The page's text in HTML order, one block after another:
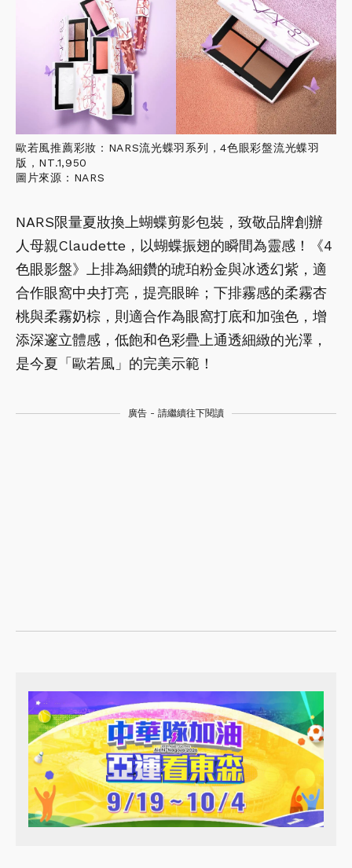
歐若風推薦彩妝：NARS流光蝶羽系列，4色眼彩盤流光蝶羽
版，NT.1,950
圖片來源：NARS
NARS限量夏妝換上蝴蝶剪影包裝，致敬品牌創辦
人母親Claudette，以蝴蝶振翅的瞬間為靈感！《4
色眼影盤》上排為細鑽的琥珀粉金與冰透幻紫，適
合作眼窩中央打亮，提亮眼眸；下排霧感的柔霧杏
桃與柔霧奶棕，則適合作為眼窩打底和加強色，增
添深邃立體感，低飽和色彩疊上通透細緻的光澤，
是今夏「歐若風」的完美示範！
廣告 - 請繼續往下閱讀